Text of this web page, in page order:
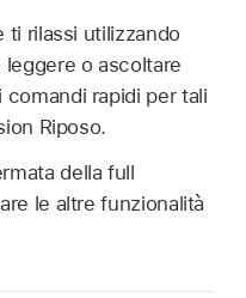
ti rilassi utilizzando
o ascoltare
rapidi per tali
Riposo.
della full
le altre funzionalità